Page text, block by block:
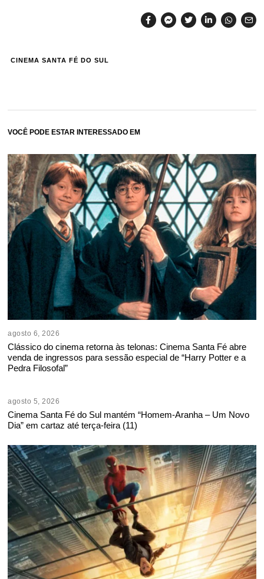
CINEMA SANTA FÉ DO SUL
VOCÊ PODE ESTAR INTERESSADO EM
agosto 6, 2026
Clássico do cinema retorna às telonas: Cinema Santa Fé abre
venda de ingressos para sessão especial de “Harry Potter e a
Pedra Filosofal”
agosto 5, 2026
Cinema Santa Fé do Sul mantém “Homem-Aranha – Um Novo
Dia” em cartaz até terça-feira (11)